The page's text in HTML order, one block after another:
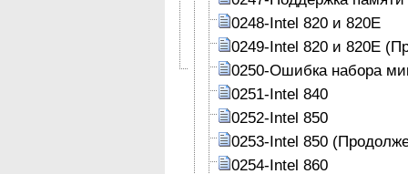
0248-Intel 820 и 820Е
0249-Intel 820 и 820Е
0250-Ошибка набора
0251-Intel 840
0252-Intel 850
0253-Intel 850
0254-Intel 860